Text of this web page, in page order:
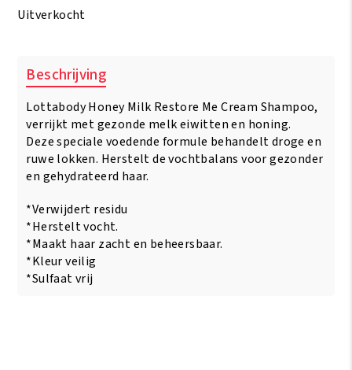
€7.95.
Uitverkocht
Beschrijving
Lottabody Honey Milk Restore Me Cream Shampoo,
verrijkt met gezonde melk eiwitten en honing.
Deze speciale voedende formule behandelt droge en
ruwe lokken. Herstelt de vochtbalans voor gezonder
en gehydrateerd haar.
*Verwijdert residu
*Herstelt vocht.
*Maakt haar zacht en beheersbaar.
*Kleur veilig
*Sulfaat vrij